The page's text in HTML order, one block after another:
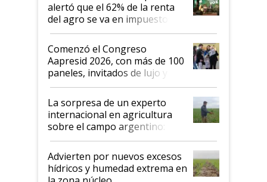
alertó que el 62% de la renta
del agro se va en impuestos:
"No es bueno que en
Argentina se sigan discutiendo
las mismas cosas de hace 50
años"
Comenzó el Congreso
Aapresid 2026, con más de 100
paneles, invitados de lujo y
todas las tendencias
La sorpresa de un experto
internacional en agricultura
sobre el campo argentino:
"Estoy muy impresionado"
Advierten por nuevos excesos
hídricos y humedad extrema en